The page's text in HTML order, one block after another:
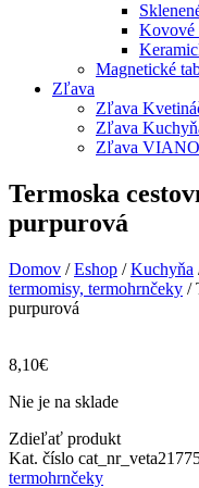
Kovové
Magnetické
Zľava
Zľava
Zľava
Zľava
Termoska
purpurová
Domov /Eshop /Kuchyňa
termomisy, termohrnčeky /
purpurová
8,10€
Nie je na sklade
Zdieľať produkt
Kat. číslo
termohrnčeky